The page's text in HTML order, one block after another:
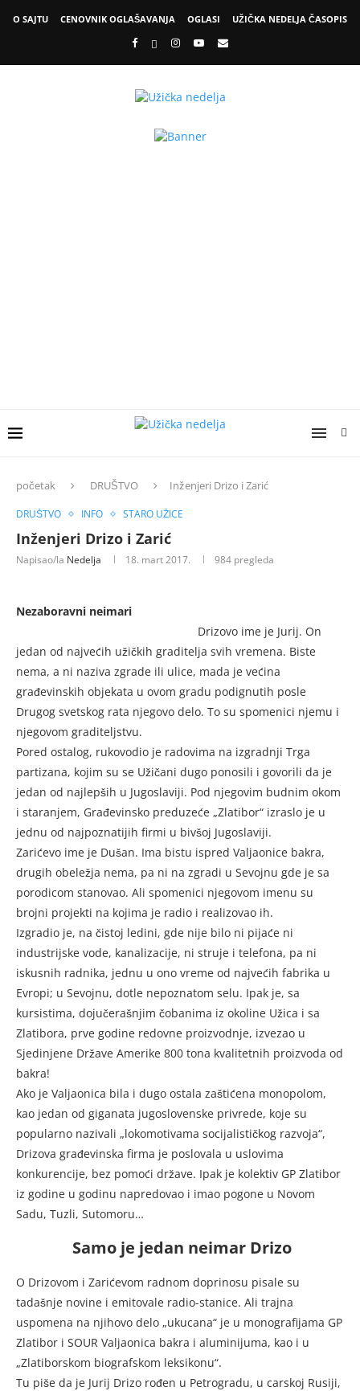
O SAJTU CENOVNIK OGLAŠAVANJA OGLASI UŽIČKA NEDELJA ČASOPIS
početak DRUŠTVO Inženjeri Drizo i Zarić
DRUŠTVO INFO STARO UŽICE
Inženjeri Drizo i Zarić
Napisao/la Nedelja 18. mart 2017. 984 pregleda
Nezaboravni neimari
Drizovo ime je Jurij. On
jedan od najvećih užičkih graditelja svih vremena. Biste
nema, a ni naziva zgrade ili ulice, mada je većina
građevinskih objekata u ovom gradu podignutih posle
Drugog svetskog rata njegovo delo. To su spomenici njemu i
njegovom graditeljstvu.
Pored ostalog, rukovodio je radovima na izgradnji Trga
partizana, kojim su se Užičani dugo ponosili i govorili da je
jedan od najlepših u Jugoslaviji. Pod njegovim budnim okom
i staranjem, Građevinsko preduzeće „Zlatibor“ izraslo je u
jednu od najpoznatijih firmi u bivšoj Jugoslaviji.
Zarićevo ime je Dušan. Ima bistu ispred Valjaonice bakra,
drugih obeležja nema, pa ni na zgradi u Sevojnu gde je sa
porodicom stanovao. Ali spomenici njegovom imenu su
brojni projekti na kojima je radio i realizovao ih.
Izgradio je, na čistoj ledini, gde nije bilo ni pijaće ni
industrijske vode, kanalizacije, ni struje i telefona, pa ni
iskusnih radnika, jednu u ono vreme od najvećih fabrika u
Evropi; u Sevojnu, dotle nepoznatom selu. Ipak je, sa
kursistima, dojučerašnjim čobanima iz okoline Užica i sa
Zlatibora, prve godine redovne proizvodnje, izvezao u
Sjedinjene Države Amerike 800 tona kvalitetnih proizvoda od
bakra!
Ako je Valjaonica bila i dugo ostala zaštićena monopolom,
kao jedan od giganata jugoslovenske privrede, koje su
popularno nazivali „lokomotivama socijalističkog razvoja“,
Drizova građevinska firma je poslovala u uslovima
konkurencije, bez pomoći države. Ipak je kolektiv GP Zlatibor
iz godine u godinu napredovao i imao pogone u Novom
Sadu, Tuzli, Sutomoru…
Samo je jedan neimar Drizo
O Drizovom i Zarićevom radnom doprinosu pisale su
tadašnje novine i emitovale radio-stanice. Ali trajna
uspomena na njihovo delo „ukucana“ je u monografijama GP
Zlatibor i SOUR Valjaonica bakra i aluminijuma, kao i u
„Zlatiborskom biografskom leksikonu“.
Tu piše da je Jurij Drizo rođen u Petrogradu, u carskoj Rusiji,